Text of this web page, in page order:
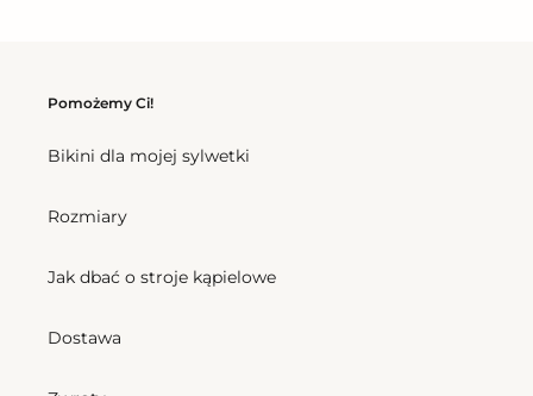
Pomożemy Ci!
Bikini dla mojej sylwetki
Rozmiary
Jak dbać o stroje kąpielowe
Dostawa